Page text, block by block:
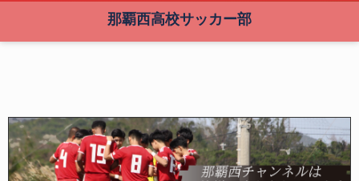
那覇西高校サッカー部